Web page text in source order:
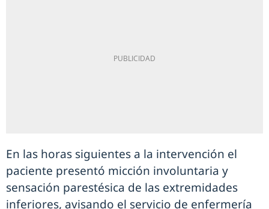
En las horas siguientes a la intervención el
paciente presentó micción involuntaria y
sensación parestésica de las extremidades
inferiores, avisando el servicio de enfermería